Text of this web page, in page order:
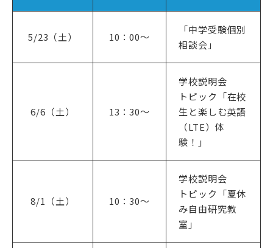
サイトマップ
follow us
5/23（土） 10：00〜
「中学受験個別
相談会」
6/6（土） 13：30〜
学校説明会
トピック「在校
生と楽しむ英語
（LTE）体
験！」
8/1（土） 10：30〜
学校説明会
トピック「夏休
み自由研究教
室」